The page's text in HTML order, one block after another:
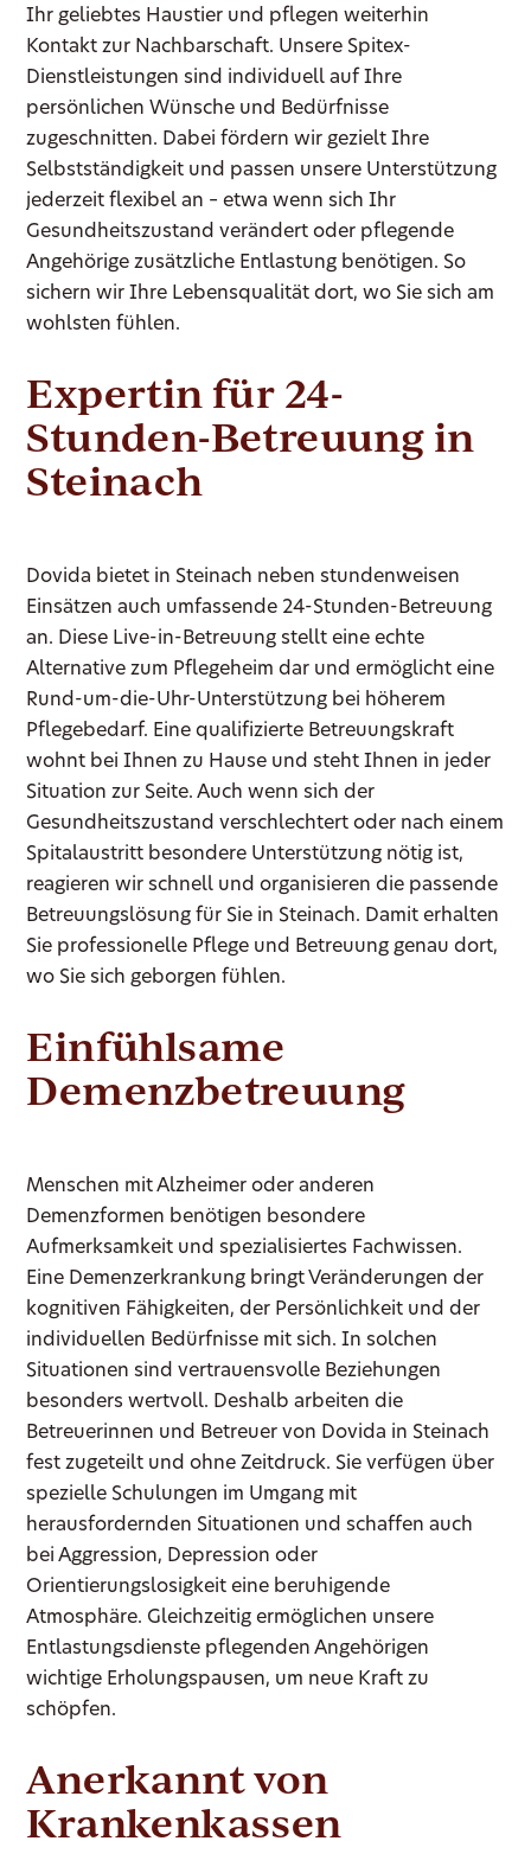
Ihr geliebtes Haustier und pflegen weiterhin
Kontakt zur Nachbarschaft. Unsere Spitex-
Dienstleistungen sind individuell auf Ihre
persönlichen Wünsche und Bedürfnisse
zugeschnitten. Dabei fördern wir gezielt Ihre
Selbstständigkeit und passen unsere Unterstützung
jederzeit flexibel an – etwa wenn sich Ihr
Gesundheitszustand verändert oder pflegende
Angehörige zusätzliche Entlastung benötigen. So
sichern wir Ihre Lebensqualität dort, wo Sie sich am
wohlsten fühlen.
Expertin für 24-
Stunden-Betreuung in
Steinach
Dovida bietet in Steinach neben stundenweisen
Einsätzen auch umfassende 24-Stunden-Betreuung
an. Diese Live-in-Betreuung stellt eine echte
Alternative zum Pflegeheim dar und ermöglicht eine
Rund-um-die-Uhr-Unterstützung bei höherem
Pflegebedarf. Eine qualifizierte Betreuungskraft
wohnt bei Ihnen zu Hause und steht Ihnen in jeder
Situation zur Seite. Auch wenn sich der
Gesundheitszustand verschlechtert oder nach einem
Spitalaustritt besondere Unterstützung nötig ist,
reagieren wir schnell und organisieren die passende
Betreuungslösung für Sie in Steinach. Damit erhalten
Sie professionelle Pflege und Betreuung genau dort,
wo Sie sich geborgen fühlen.
Einfühlsame
Demenzbetreuung
Menschen mit Alzheimer oder anderen
Demenzformen benötigen besondere
Aufmerksamkeit und spezialisiertes Fachwissen.
Eine Demenzerkrankung bringt Veränderungen der
kognitiven Fähigkeiten, der Persönlichkeit und der
individuellen Bedürfnisse mit sich. In solchen
Situationen sind vertrauensvolle Beziehungen
besonders wertvoll. Deshalb arbeiten die
Betreuerinnen und Betreuer von Dovida in Steinach
fest zugeteilt und ohne Zeitdruck. Sie verfügen über
spezielle Schulungen im Umgang mit
herausfordernden Situationen und schaffen auch
bei Aggression, Depression oder
Orientierungslosigkeit eine beruhigende
Atmosphäre. Gleichzeitig ermöglichen unsere
Entlastungsdienste pflegenden Angehörigen
wichtige Erholungspausen, um neue Kraft zu
schöpfen.
Anerkannt von
Krankenkassen